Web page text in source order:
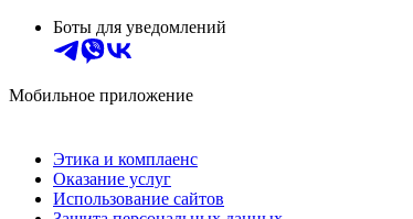
Боты для уведомлений
Мобильное приложение
Этика и комплаенс
Оказание услуг
Использование сайтов